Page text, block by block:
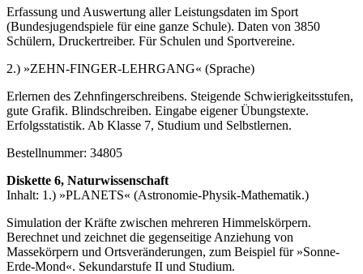
Erfassung und Auswertung aller Leistungsdaten im Sport
(Bundesjugendspiele für eine ganze Schule). Daten von 3850
Schülern, Druckertreiber. Für Schulen und Sportvereine.
2.) »ZEHN-FINGER-LEHRGANG« (Sprache)
Erlernen des Zehnfingerschreibens. Steigende Schwierigkeitsstufen,
gute Grafik. Blindschreiben. Eingabe eigener Übungstexte.
Erfolgsstatistik. Ab Klasse 7, Studium und Selbstlernen.
Bestellnummer: 34805
Diskette 6, Naturwissenschaft
Inhalt: 1.) »PLANETS« (Astronomie-Physik-Mathematik.)
Simulation der Kräfte zwischen mehreren Himmelskörpern.
Berechnet und zeichnet die gegenseitige Anziehung von
Massekörpern und Ortsveränderungen, zum Beispiel für »Sonne-
Erde-Mond«. Sekundarstufe II und Studium.